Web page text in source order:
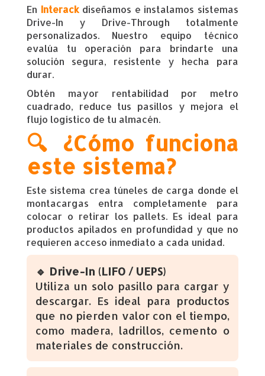
En Interackdiseñamos e instalamos sistemas
Drive-In y Drive-Through totalmente
personalizados. Nuestro equipo técnico
evalúa tu operación para brindarte una
solución segura, resistente y hecha para
durar.
Obtén mayor rentabilidad por metro
cuadrado, reduce tus pasillos y mejora el
flujo logístico de tu almacén.
🔍 ¿Cómo funciona
este sistema?
Este sistema crea túneles de carga donde el
montacargas entra completamente para
colocar o retirar los pallets. Es ideal para
productos apilados en profundidad y que no
requieren acceso inmediato a cada unidad.
🔹 Drive-In (LIFO / UEPS)
Utiliza un solo pasillo para cargar y
descargar. Es ideal para productos
que no pierden valor con el tiempo,
como madera, ladrillos, cemento o
materiales de construcción.